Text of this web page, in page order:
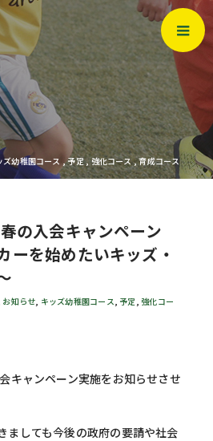
ズ幼稚園コース ,予定 ,強化コース,育成コース
の入会キャンペーン
を始めたいキッズ・
お知らせ, キッズ幼稚園コース, 予定 , 強化コー
キャンペーン実施をお知らせさせ
ましても今後の政府の要請や社会